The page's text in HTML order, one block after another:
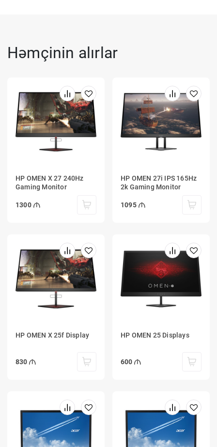
Həmçinin alırlar
HP OMEN X 27 240Hz
Gaming Monitor
1300
HP OMEN 27i IPS 165Hz
2k Gaming Monitor
1095
HP OMEN X 25f Display
830
HP OMEN 25 Displays
600